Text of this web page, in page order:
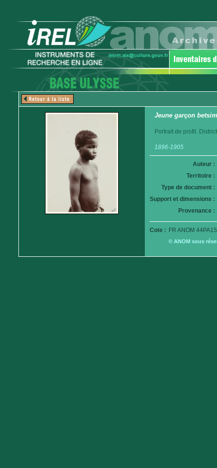
Jeune garçon
Portrait de profil.
1896-1905
Auteur :
Territoire :
Type de document :
Support et dimensions :
Provenance :
Cote : FR ANOM
© ANOM sous